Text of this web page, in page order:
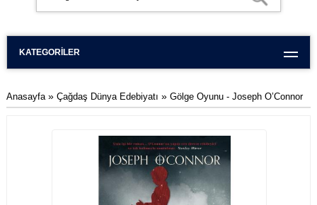
KATEGORILER
Anasayfa » Çağdaş Dünya Edebiyatı » Gölge Oyunu - Joseph O’Connor